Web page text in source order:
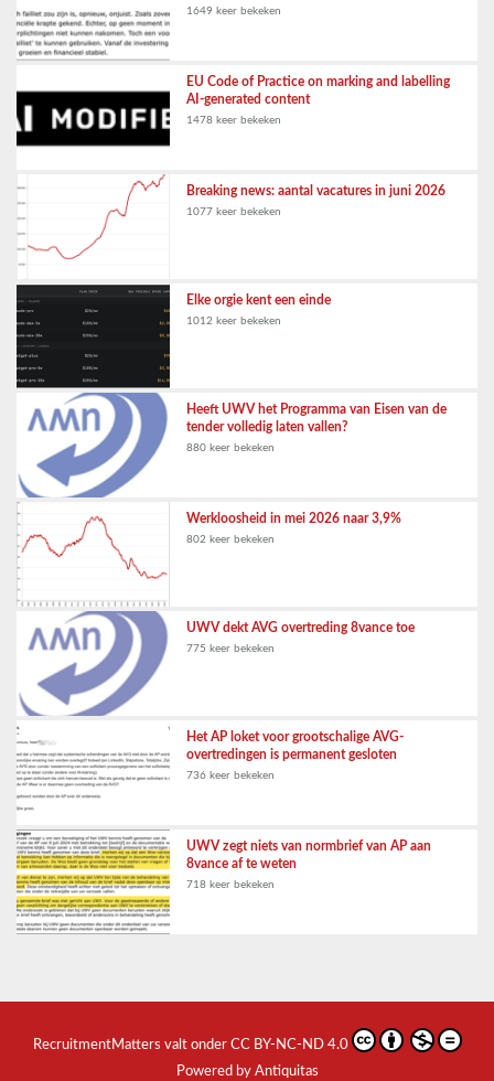
1649 keer bekeken
EU Code of Practice on marking and labelling
AI-generated content
1478 keer bekeken
Breaking news: aantal vacatures in juni 2026
1077 keer bekeken
Elke orgie kent een einde
1012 keer bekeken
Heeft UWV het Programma van Eisen van de
tender volledig laten vallen?
880 keer bekeken
Werkloosheid in mei 2026 naar 3,9%
802 keer bekeken
UWV dekt AVG overtreding 8vance toe
775 keer bekeken
Het AP loket voor grootschalige AVG-
overtredingen is permanent gesloten
736 keer bekeken
UWV zegt niets van normbrief van AP aan
8vance af te weten
718 keer bekeken
RecruitmentMatters valt onder CC BY-NC-ND 4.0
Powered by Antiquitas